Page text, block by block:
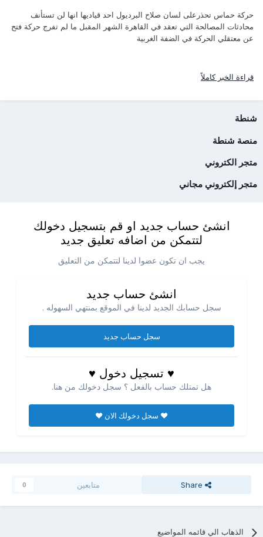
حركة حماس تحذرعلى لسان صلاح البرديول احد قياديها انها لن تستأنف
محادثات المصالحة التي تعقد في القاهرة الشهر المقبل ما لم تفرج حركة فتح
عن معتقلي الحركة في الضفة الغربية
قراءة الخبر كاملاً
شنطة
منصة شنطة
متجر الكتروني
متجر إلكتروني مجاني
انشئ حساب جديد او قم بتسجيل دخولك
لتتمكن من اضافه تعليق جديد
يجب ان تكون عضوا لدينا لتتمكن من التعليق
انشئ حساب جديد
سجل حسابك الجديد لدينا في الموقع بمنتهي السهوله .
سجل حساب جديد
♥ تسجيل دخول ♥
هل تمتلك حساب بالفعل ؟ سجل دخولك من هنا.
♥ سجل دخولك الان ♥
Share متابعين 0
الذهاب الي قائمه المواضيع